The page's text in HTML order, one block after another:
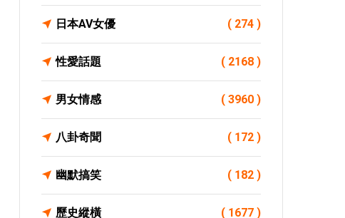
日本AV女優 ( 274 )
性愛話題 ( 2168 )
男女情感 ( 3960 )
八卦奇聞 ( 172 )
幽默搞笑 ( 182 )
歷史縱橫 ( 1677 )